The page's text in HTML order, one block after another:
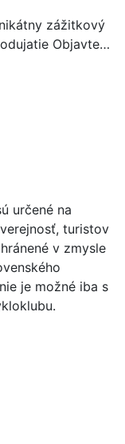
zážitkový
Objavte…
určené na
turistov
v zmysle
je možné iba s